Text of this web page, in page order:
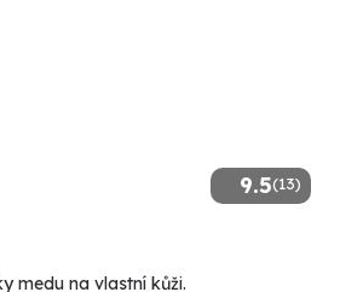
9.5(13)
medu na vlastní kůži.